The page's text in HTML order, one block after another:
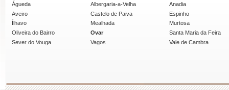
Águeda Albergaria-a-Velha
Anadia
Aveiro
Castelo de Paiva
Espinho
Ílhavo
Mealhada
Murtosa
Oliveira do Bairro
Ovar
Santa Maria da Feira
Sever do Vouga
Vagos Vale de Cambra